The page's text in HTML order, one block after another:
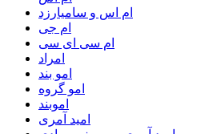
ام اس و سامیارزد
ام جی
ام سی ای سی
امراد
امو بند
امو گروه
اموبند
امید آمری